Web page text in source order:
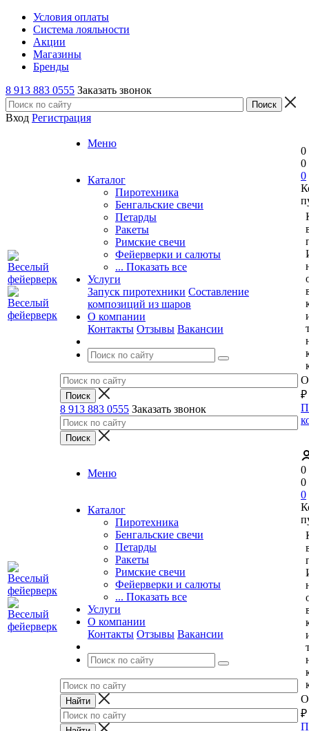
Условия оплаты
Система лояльности
Акции
Магазины
Бренды
8 913 883 0555 Заказать звонок
Вход Регистрация
Меню
Каталог
Пиротехника
Бенгальские свечи
Петарды
Ракеты
Римские свечи
Фейерверки и салюты
... Показать все
Услуги
Запуск пиротехники Составление
композиций из шаров
О компании
Контакты Отзывы Вакансии
8 913 883 0555 Заказать звонок
0
0
0
₽
Меню
Каталог
Пиротехника
Бенгальские свечи
Петарды
Ракеты
Римские свечи
Фейерверки и салюты
... Показать все
Услуги
О компании
Контакты Отзывы Вакансии
0
0
0
₽